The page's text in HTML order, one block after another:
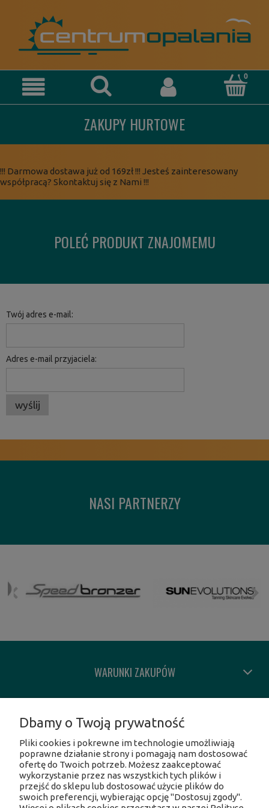
ZAKUPY HURTOWE
!!! Darmowa dostawa już od 169zł !!! Jesteś zainteresowany
współpracą? Skontaktuj się z Nami !!!
POLEĆ PRODUKT ZNAJOMEMU
Twój adres e-mail:
Adres e-mail przyjaciela:
wyślij
NASI PARTNERZY
WARUNKI ZAKUPÓW
INFORMACJE O SKLEPIE
SOCIAL MEDIA
Dbamy o Twoją prywatność
Pliki cookies i pokrewne im technologie umożliwiają
poprawne działanie strony i pomagają nam dostosować
ofertę do Twoich potrzeb. Możesz zaakceptować
wykorzystanie przez nas wszystkich tych plików i
przejść do sklepu lub dostosować użycie plików do
swoich preferencji, wybierając opcję "Dostosuj zgody".